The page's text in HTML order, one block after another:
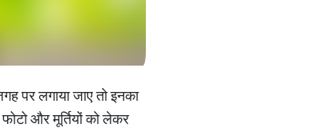
पर लगाया जाए तो इनका
और मूर्तियों को लेकर